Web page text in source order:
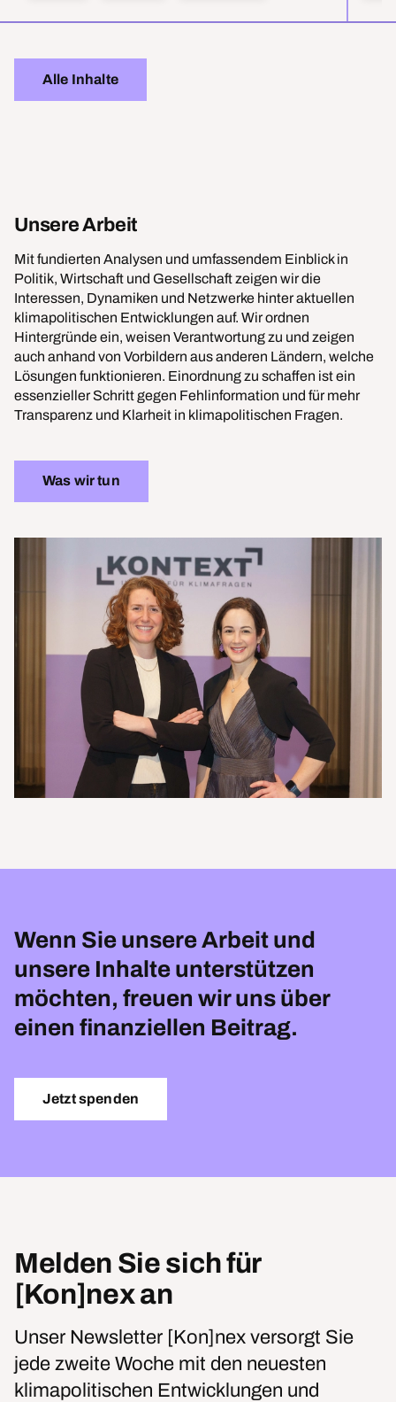
Alle Inhalte
Unsere Arbeit
Mit fundierten Analysen und umfassendem Einblick in
Politik, Wirtschaft und Gesellschaft zeigen wir die
Interessen, Dynamiken und Netzwerke hinter aktuellen
klimapolitischen Entwicklungen auf. Wir ordnen
Hintergründe ein, weisen Verantwortung zu und zeigen
auch anhand von Vorbildern aus anderen Ländern, welche
Lösungen funktionieren. Einordnung zu schaffen ist ein
essenzieller Schritt gegen Fehlinformation und für mehr
Transparenz und Klarheit in klimapolitischen Fragen.
Was wir tun
Wenn Sie unsere Arbeit und
unsere Inhalte unterstützen
möchten, freuen wir uns über
einen finanziellen Beitrag.
Jetzt spenden
Melden Sie sich für
[Kon]nex an
Unser Newsletter [Kon]nex versorgt Sie
jede zweite Woche mit den neuesten
klimapolitischen Entwicklungen und